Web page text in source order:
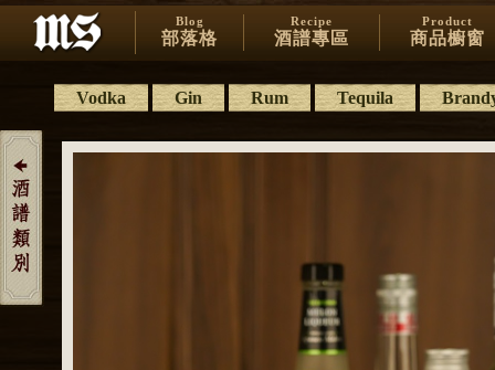
Blog
部落格
Recipe
酒譜專區
Product
商品櫥窗
Vodka Gin Rum Tequila